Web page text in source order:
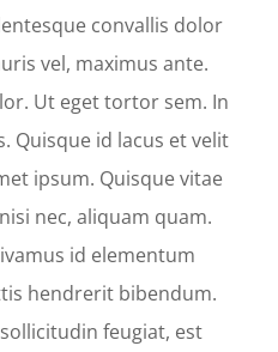
convallis dolor
vel, maximus ante.
Ut eget tortor sem. In
Quisque id lacus et velit
ipsum. Quisque vitae
nec, aliquam quam.
id elementum
hendrerit bibendum.
feugiat, est